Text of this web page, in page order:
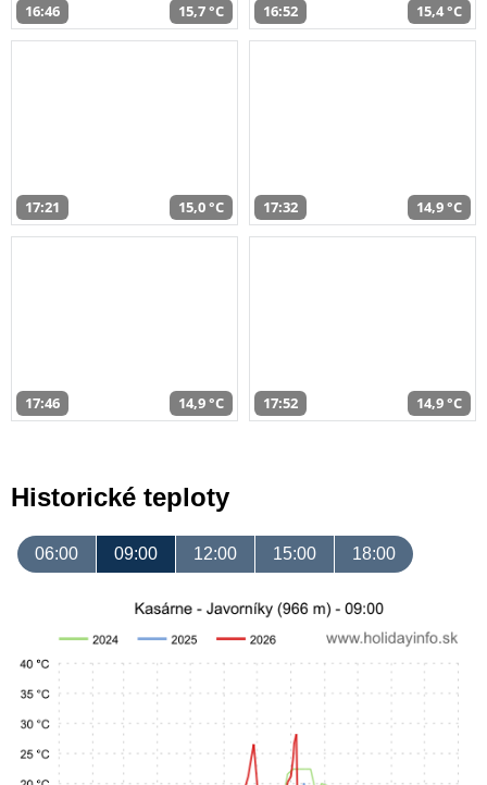
16:46 15,7 °C 16:52 15,4 °C
17:21 15,0 °C 17:32 14,9 °C
17:46 14,9 °C 17:52 14,9 °C
Historické teploty
06:00 09:00 12:00 15:00 18:00